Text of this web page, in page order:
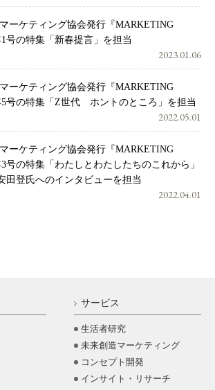
ーケティング協会発行『MARKETING
号の特集「新春提言」を担当
2023.01.06
ーケティング協会発行『MARKETING
5号の特集「Z世代 ホントのところ」を担当
2022.05.01
ーケティング協会発行『MARKETING
号の特集「わたしとわたしたちのこれから」
田登氏へのインタビューを担当
2022.04.01
サービス
生活者研究
未来創造マーケティング
コンセプト開発
インサイト・リサーチ